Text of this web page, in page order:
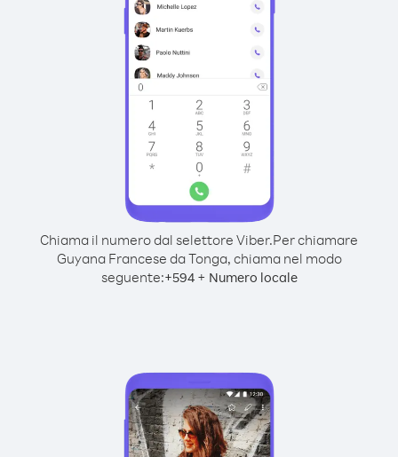
Chiama il numero dal selettore Viber.Per chiamare
Guyana Francese da Tonga, chiama nel modo
seguente:+594+ Numero locale